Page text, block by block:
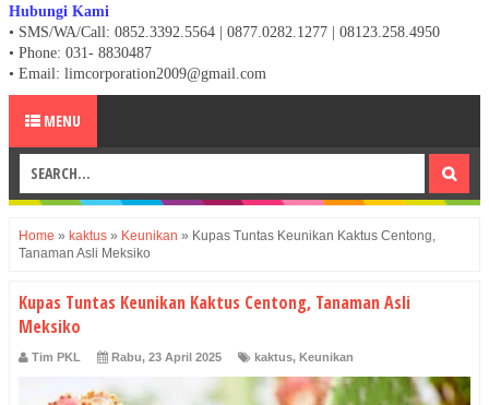
Hubungi Kami
• SMS/WA/Call: 0852.3392.5564 | 0877.0282.1277 | 08123.258.4950
• Phone: 031- 8830487
• Email: limcorporation2009@gmail.com
MENU
Home » kaktus » Keunikan » Kupas Tuntas Keunikan Kaktus Centong,
Tanaman Asli Meksiko
Kupas Tuntas Keunikan Kaktus Centong, Tanaman Asli
Meksiko
Tim PKL Rabu, 23 April 2025 kaktus, Keunikan